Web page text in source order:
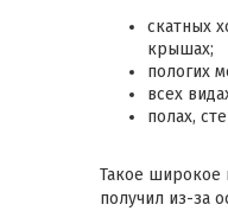
скатных
крышах;
пологих
всех
полах,
Такое широкое
получил из-за